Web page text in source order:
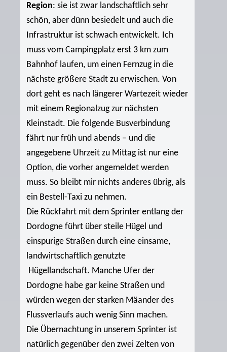
Region: sie ist zwar landschaftlich sehr
schön, aber dünn besiedelt und auch die
Infrastruktur ist schwach entwickelt. Ich
muss vom Campingplatz erst 3 km zum
Bahnhof laufen, um einen Fernzug in die
nächste größere Stadt zu erwischen. Von
dort geht es nach längerer Wartezeit wieder
mit einem Regionalzug zur nächsten
Kleinstadt. Die folgende Busverbindung
fährt nur früh und abends – und die
angegebene Uhrzeit zu Mittag ist nur eine
Option, die vorher angemeldet werden
muss. So bleibt mir nichts anderes übrig, als
ein Bestell-Taxi zu nehmen.
Die Rückfahrt mit dem Sprinter entlang der
Dordogne führt über steile Hügel und
einspurige Straßen durch eine einsame,
landwirtschaftlich genutzte
Hügellandschaft. Manche Ufer der
Dordogne habe gar keine Straßen und
würden wegen der starken Mäander des
Flussverlaufs auch wenig Sinn machen.
Die Übernachtung in unserem Sprinter ist
natürlich gegenüber den zwei Zelten von